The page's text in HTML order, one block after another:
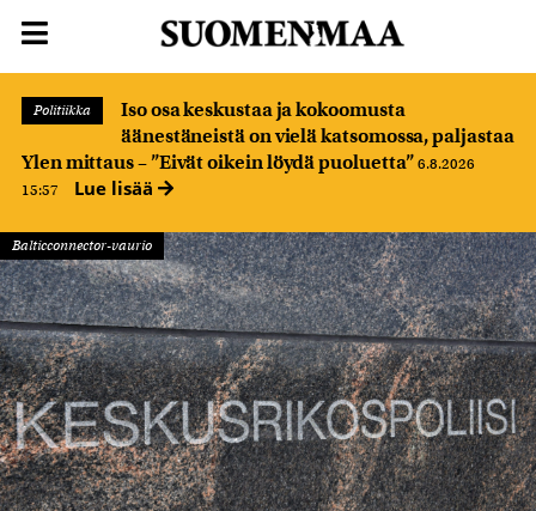
Politiikka
Iso osa keskustaa ja kokoomusta
äänestäneistä on vielä katsomossa, paljastaa
Ylen mittaus – ”Eivät oikein löydä puoluetta” 6.8.2026
15:57
Lue lisää
Balticconnector-vaurio